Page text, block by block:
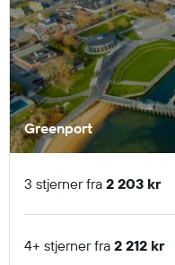
Greenport
3 stjerner fra 2 203 kr
4+ stjerner fra 2 212 kr